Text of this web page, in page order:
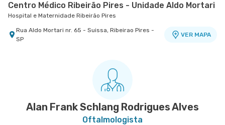
Centro Médico Ribeirão Pires - Unidade Aldo Mortari
Hospital e Maternidade Ribeirão Pires
Rua Aldo Mortari nr. 65 - Suissa, Ribeirao Pires -
SP
VER MAPA
Alan Frank Schlang Rodrigues Alves
Oftalmologista